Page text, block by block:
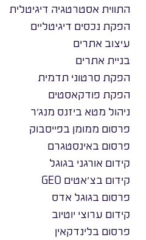
התווית אסטרטגיה דיגיטלית
הפקת נכסים דיגיטליים
עיצוב אתרים
בניית אתרים
הפקת סרטוני תדמית
הפקת פודקאסטים
ניהול מטא ביזנס מנג׳ר
פרסום ממומן בפייסבוק
פרסום באינסטגרם
קידום אורגני בגוגל
קידום בצ׳אטים GEO
פרסום בגוגל אדס
קידום ערוצי יוטיוב
פרסום בלינדקאין